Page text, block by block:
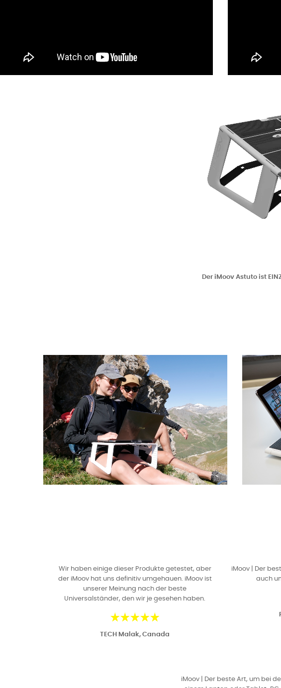
Der iMoov Astuto ist
Wir haben einige dieser Produkte getestet, aber
der iMoov hat uns definitiv umgehauen. iMoov ist
unserer Meinung nach der beste
Universalständer, den wir je gesehen haben.
TECH Malak, Canada
iMoov | Der
auch
iMoov | Der beste Art, um bei